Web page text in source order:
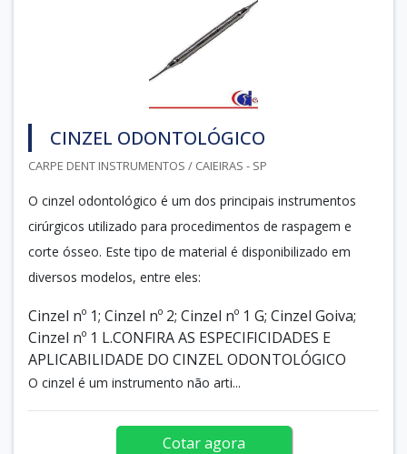
CINZEL ODONTOLÓGICO
CARPE DENT INSTRUMENTOS / CAIEIRAS - SP
O cinzel odontológico é um dos principais instrumentos
cirúrgicos utilizado para procedimentos de raspagem e
corte ósseo. Este tipo de material é disponibilizado em
diversos modelos, entre eles:
Cinzel nº 1; Cinzel nº 2; Cinzel nº 1 G; Cinzel Goiva;
Cinzel nº 1 L.CONFIRA AS ESPECIFICIDADES E
APLICABILIDADE DO CINZEL ODONTOLÓGICO
O cinzel é um instrumento não arti...
Cotar agora